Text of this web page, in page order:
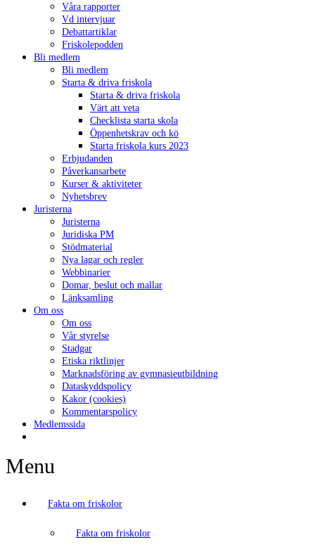
Våra rapporter
Vd intervjuar
Debattartiklar
Friskolepodden
Bli medlem
Bli medlem
Starta & driva friskola
Starta & driva friskola
Värt att veta
Checklista starta skola
Öppenhetskrav och kö
Starta friskola kurs 2023
Erbjudanden
Påverkansarbete
Kurser & aktiviteter
Nyhetsbrev
Juristerna
Juristerna
Juridiska PM
Stödmaterial
Nya lagar och regler
Webbinarier
Domar, beslut och mallar
Länksamling
Om oss
Om oss
Vår styrelse
Stadgar
Etiska riktlinjer
Marknadsföring av gymnasieutbildning
Dataskyddspolicy
Kakor (cookies)
Kommentarspolicy
Medlemssida
Menu
Fakta om friskolor
Fakta om friskolor